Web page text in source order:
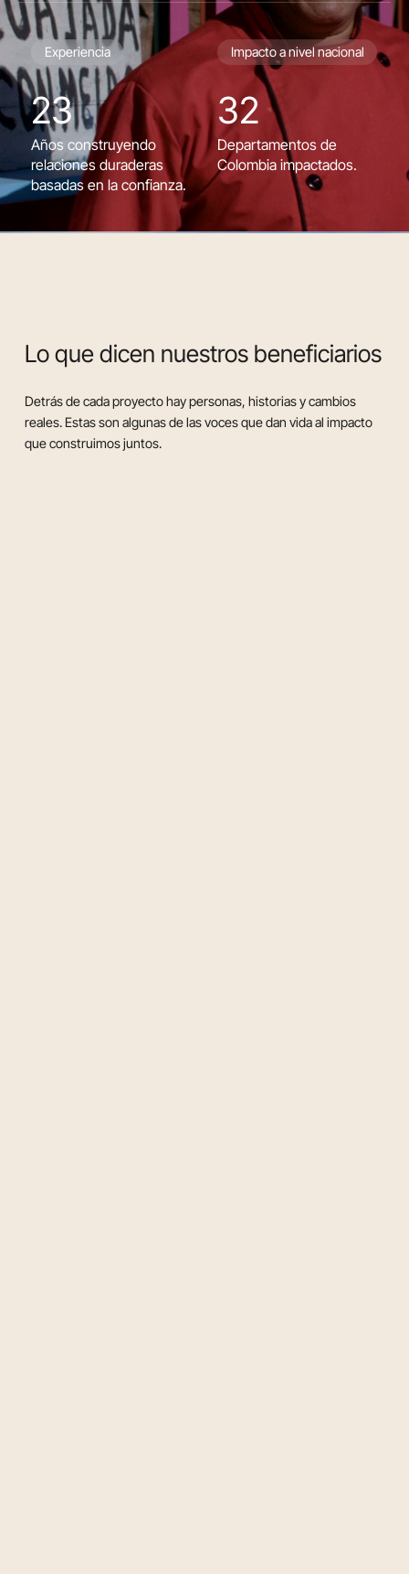
Experiencia
23
Años construyendo
relaciones duraderas
basadas en la confianza.
Impacto a nivel nacional
32
Departamentos de
Colombia impactados.
Lo que dicen nuestros beneficiarios
Detrás de cada proyecto hay personas, historias y cambios
reales. Estas son algunas de las voces que dan vida al impacto
que construimos juntos.